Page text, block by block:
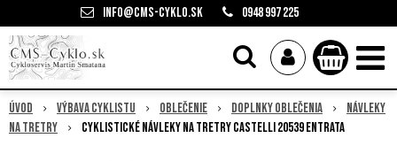
info@cms-cyklo.sk 0948 997 225
Úvod Výbava cyklistu Oblečenie Doplnky oblečenia
Návleky
na tretry
Cyklistické návleky na tretry Castelli 20539 ENTRATA